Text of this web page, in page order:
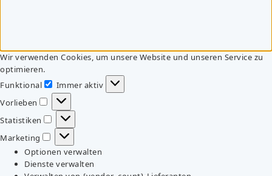
Wir verwenden Cookies, um unsere Website und unseren Service zu
optimieren.
Funktional
Funktional
Immer aktiv
Vorlieben
Vorlieben
Statistiken
Statistiken
Marketing
Marketing
Optionen verwalten
Dienste verwalten